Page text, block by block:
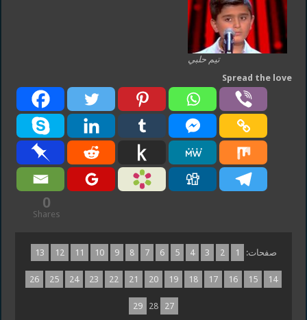
تيم حلبي
Spread the love
0
Shares
صفحات: 1
2
3
4
5
6
7
8
9
10
11
12
13
14
15
16
17
18
19
20
21
22
23
24
25
26
27
28
29